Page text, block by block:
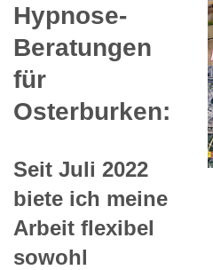
Hypnose-
Beratungen
für
Osterburken:
Seit Juli 2022
biete ich meine
Arbeit flexibel
sowohl